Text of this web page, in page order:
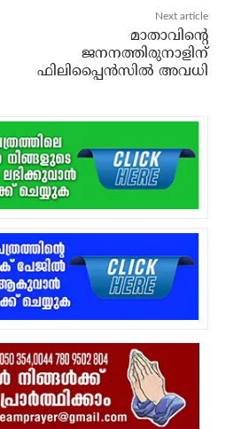
Next article
മാതാവിന്റെ
ജനനത്തിരുനാളിന്
ഫിലിപ്പൈന്‍സില്‍ അവധി